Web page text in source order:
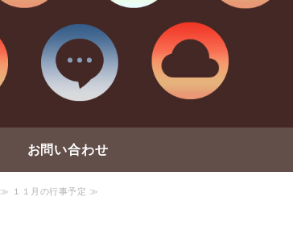
お問い合わせ
≫ １１月の行事予定 ≫